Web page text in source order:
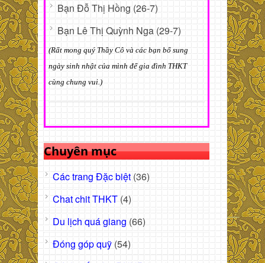
Bạn Đỗ Thị Hồng (26-7)
Bạn Lê Thị Quỳnh Nga (29-7)
(Rất mong quý Thầy Cô và các bạn bổ sung
ngày sinh nhật của mình để gia đình THKT
cùng chung vui.)
Chuyên mục
Các trang Đặc biệt (36)
Chat chit THKT (4)
Du lịch quá giang (66)
Đóng góp quỹ (54)